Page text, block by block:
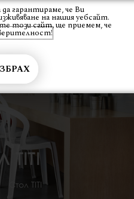
TITI
Стол TITI
гарантираме, че Ви
на нашия уебсайт.
този сайт, ще приемем, че